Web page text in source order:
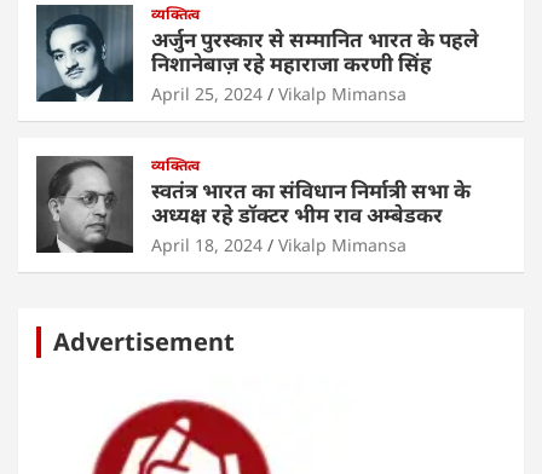
व्यक्तित्व
अर्जुन पुरस्कार से सम्मानित भारत के पहले
निशानेबाज़ रहे महाराजा करणी सिंह
April 25, 2024 Vikalp Mimansa
व्यक्तित्व
स्वतंत्र भारत का संविधान निर्मात्री सभा के
अध्यक्ष रहे डॉक्टर भीम राव अम्बेडकर
April 18, 2024 Vikalp Mimansa
Advertisement